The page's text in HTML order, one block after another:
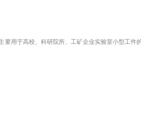
要用于高校、科研院所、工矿企业实验室小型工件